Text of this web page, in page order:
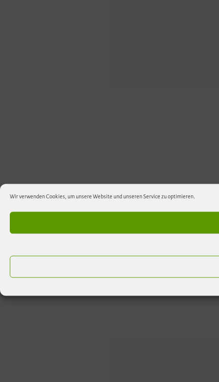
Wir verwenden Cookies, um unsere Website und unseren Service zu optimieren.